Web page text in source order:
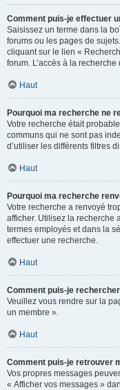
Comment puis-je effectuer
Saisissez un terme dans la
forums ou les pages de
cliquant sur le lien «
forum. L’accès à la
Haut
Pourquoi ma recherche ne
Votre recherche était
communs qui ne sont pas
d’utiliser les différents filtres
Haut
Pourquoi ma recherche
Votre recherche a renvoyé
afficher. Utilisez la recherche
termes employés et dans la
effectuer une recherche.
Haut
Comment puis-je
Veuillez vous rendre sur la
un membre ».
Haut
Comment puis-je retrouver
Vos propres messages
« Afficher vos messages »